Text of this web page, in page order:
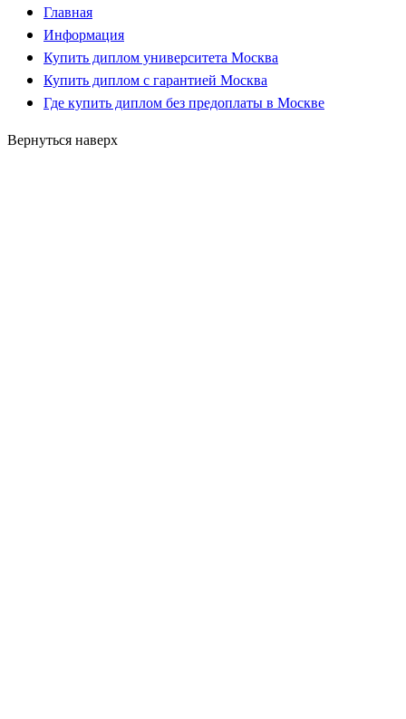
Главная
Информация
Купить диплом университета Москва
Купить диплом с гарантией Москва
Где купить диплом без предоплаты в Москве
Вернуться наверх